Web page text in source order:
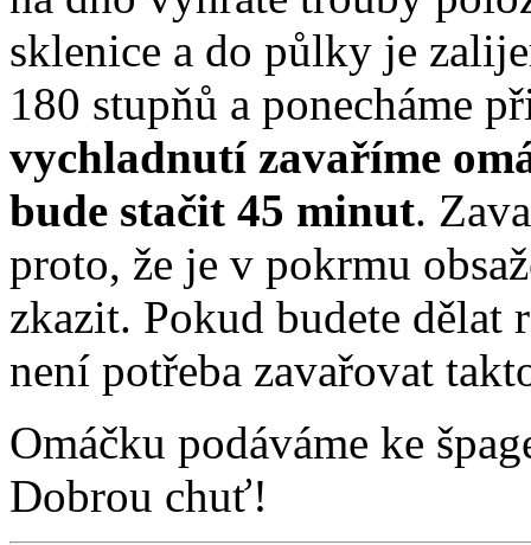
sklenice a do půlky je
180 stupňů a ponecháme
vychladnutí zavaříme
bude stačit 45 minut.
proto, že je v pokrmu
zkazit. Pokud budete dělat
není potřeba zavařovat
Omáčku podáváme ke
Dobrou chuť!